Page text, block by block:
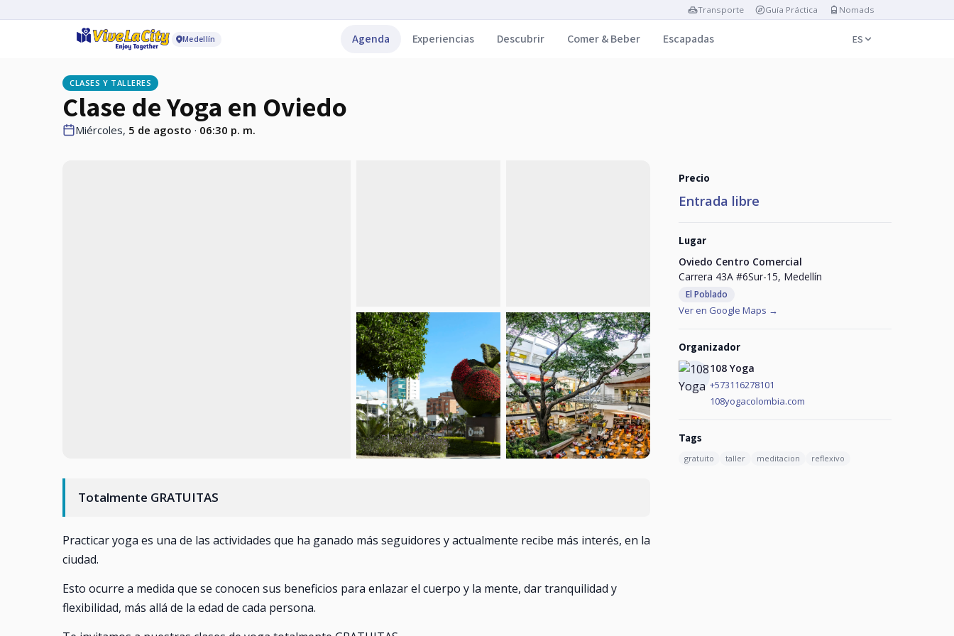
Transporte Guía Práctica Nomads
Medellín Agenda Experiencias Descubrir Comer & Beber Escapadas ES
CLASES Y TALLERES
Clase de Yoga en Oviedo
Miércoles, 5 de agosto · 06:30 p. m.
Totalmente GRATUITAS
Practicar yoga es una de las actividades que ha ganado más seguidores y actualmente recibe más interés, en la
ciudad.
Esto ocurre a medida que se conocen sus beneficios para enlazar el cuerpo y la mente, dar tranquilidad y
flexibilidad, más allá de la edad de cada persona.
Precio
Entrada libre
Lugar
Oviedo Centro Comercial
Carrera 43A #6Sur-15, Medellín
El Poblado
Ver en Google Maps →
Organizador
108 Yoga
+573116278101
108yogacolombia.com
Tags
gratuito taller meditacion reflexivo